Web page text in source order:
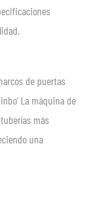
de puertas
La máquina de
más
una